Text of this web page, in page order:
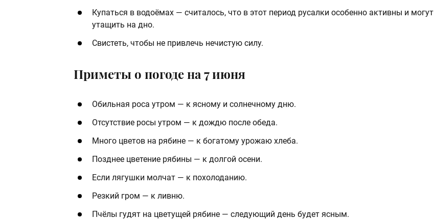
Купаться в водоёмах — считалось, что в этот период русалки особенно активны и могут
утащить на дно.
Свистеть, чтобы не привлечь нечистую силу.
Приметы о погоде на 7 июня
Обильная роса утром — к ясному и солнечному дню.
Отсутствие росы утром — к дождю после обеда.
Много цветов на рябине — к богатому урожаю хлеба.
Позднее цветение рябины — к долгой осени.
Если лягушки молчат — к похолоданию.
Резкий гром — к ливню.
Пчёлы гудят на цветущей рябине — следующий день будет ясным.